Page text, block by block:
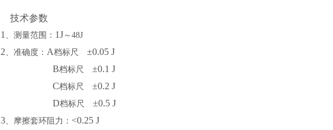
技术参数
1 、 测量范围： 1J ～ 48J
2、 准确度： A档标尺 ±0.05 J
B档标尺 ±0.1 J
C档标尺 ±0.2 J
D档标尺 ±0.5 J
3、 摩擦套环阻力： <0.25 J